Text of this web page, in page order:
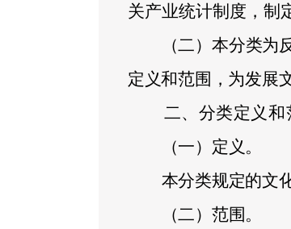
关产业统计制度，制
（二）本分类
定义和范围，为发展
二、分类定义和
（一）定义。
本分类规定的文
（二）范围。